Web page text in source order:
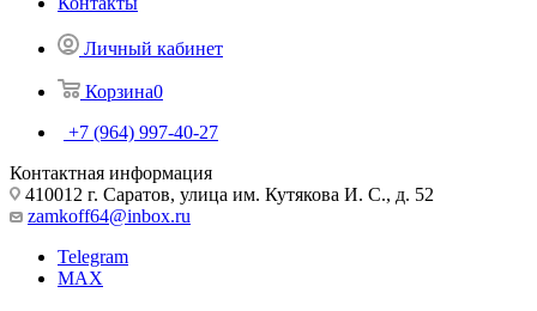
Личный кабинет
Корзина0
+7 (964) 997-40-27
Контактная информация
410012 г. Саратов, улица им. Кутякова И. С., д. 52
zamkoff64@inbox.ru
Telegram
MAX